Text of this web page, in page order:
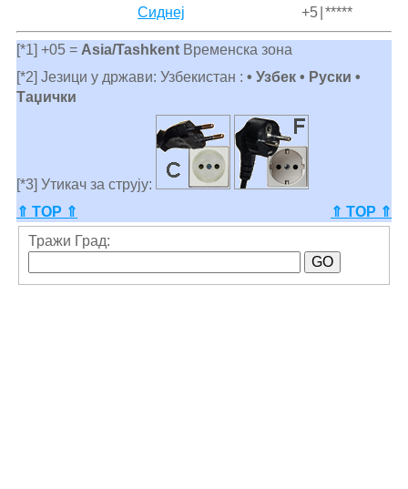
Сиднеј
+5 *****
[*1] +05 = Asia/TashkentВременска зона
[*2] Језици у држави: Узбекистан : • Узбек • Руски •
Таџички
[*3] Утикач за струју:
⇑ TOP ⇑
⇑ TOP ⇑
Тражи Град: